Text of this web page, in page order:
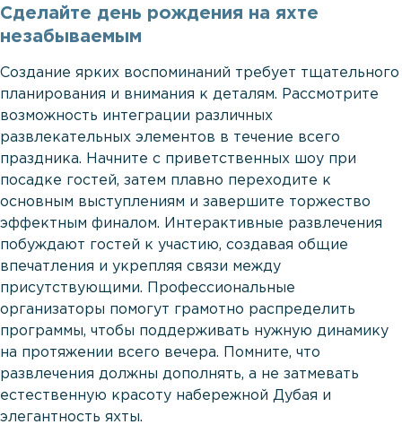
Сделайте день рождения на яхте
незабываемым
Создание ярких воспоминаний требует тщательного
планирования и внимания к деталям. Рассмотрите
возможность интеграции различных
развлекательных элементов в течение всего
праздника. Начните с приветственных шоу при
посадке гостей, затем плавно переходите к
основным выступлениям и завершите торжество
эффектным финалом. Интерактивные развлечения
побуждают гостей к участию, создавая общие
впечатления и укрепляя связи между
присутствующими. Профессиональные
организаторы помогут грамотно распределить
программы, чтобы поддерживать нужную динамику
на протяжении всего вечера. Помните, что
развлечения должны дополнять, а не затмевать
естественную красоту набережной Дубая и
элегантность яхты.